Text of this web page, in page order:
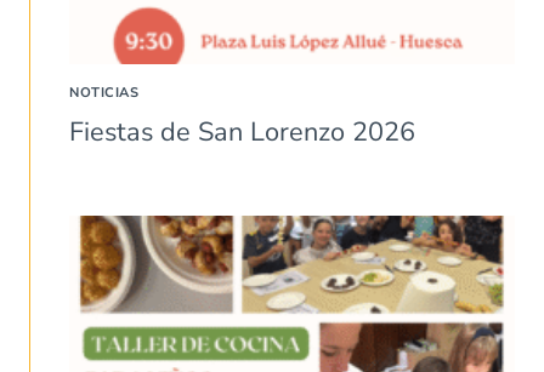
NOTICIAS
Fiestas de San Lorenzo 2026